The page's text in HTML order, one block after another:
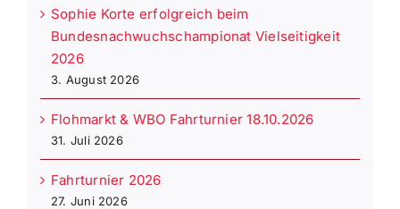
Sophie Korte erfolgreich beim
Bundesnachwuchschampionat Vielseitigkeit
2026
3. August 2026
Flohmarkt & WBO Fahrturnier 18.10.2026
31. Juli 2026
Fahrturnier 2026
27. Juni 2026